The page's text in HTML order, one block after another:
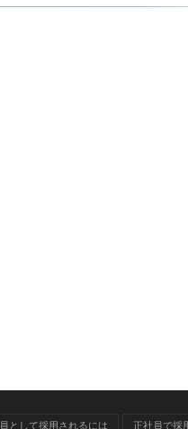
として採用されるには 正社員で採